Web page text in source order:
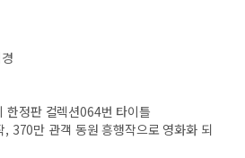
한정판 컬렉션064번 타이틀
370만 관객 동원 흥행작으로 영화화 되